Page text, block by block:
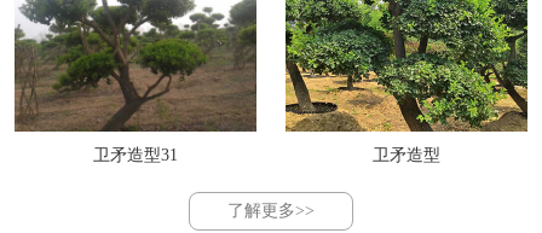
卫矛造型31 卫矛造型
了解更多>>